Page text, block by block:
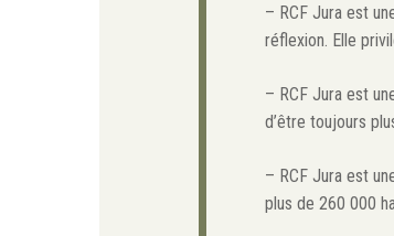
– RCF Jura est
réflexion. Elle
– RCF Jura est
d’être toujours
– RCF Jura est
plus de 260 000